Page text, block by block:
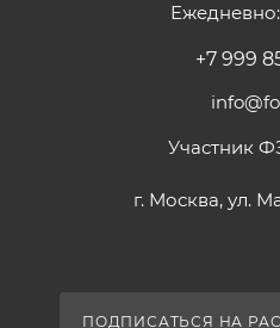
Ежедневно:
+7 999
Участник
г. Москва, ул.
ПОДПИСАТЬСЯ НА